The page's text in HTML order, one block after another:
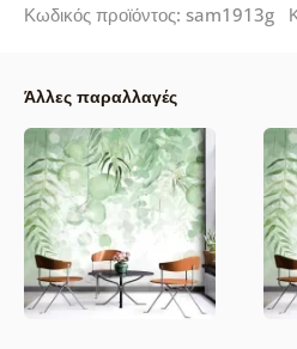
Κωδικός προϊόντος: sam1913g
Άλλες παραλλαγές